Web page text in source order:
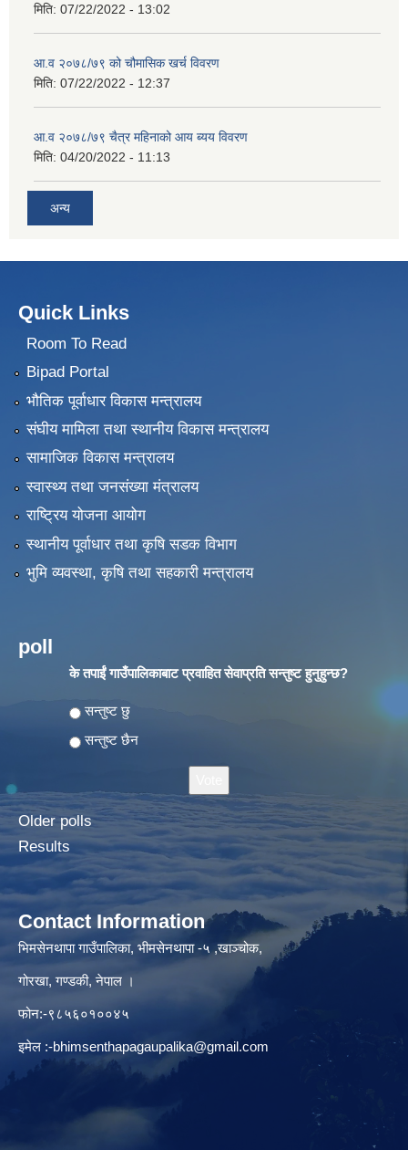
मिति: 07/22/2022 - 13:02
आ.व २०७८/७९ को चौमासिक खर्च विवरण
मिति: 07/22/2022 - 12:37
आ.व २०७८/७९ चैत्र महिनाको आय ब्यय विवरण
मिति: 04/20/2022 - 11:13
अन्य
Quick Links
Room To Read
Bipad Portal
भौतिक पूर्वाधार विकास मन्त्रालय
संघीय मामिला तथा स्थानीय विकास मन्त्रालय
सामाजिक विकास मन्त्रालय
स्वास्थ्य तथा जनसंख्या मंत्रालय
राष्ट्रिय योजना आयोग
स्थानीय पूर्वाधार तथा कृषि सडक विभाग
भुमि व्यवस्था, कृषि तथा सहकारी मन्त्रालय
poll
के तपाईं गाउँपालिकाबाट प्रवाहित सेवाप्रति सन्तुष्ट हुनुहुन्छ?
Choices
सन्तुष्ट छु
सन्तुष्ट छैन
Older polls
Results
Contact Information
भिमसेनथापा गाउँपालिका, भीमसेनथापा -५ ,खाञ्चोक,
गोरखा, गण्डकी, नेपाल ।
फोन:-९८५६०१००४५
इमेल :-bhimsenthapagaupalika@gmail.com